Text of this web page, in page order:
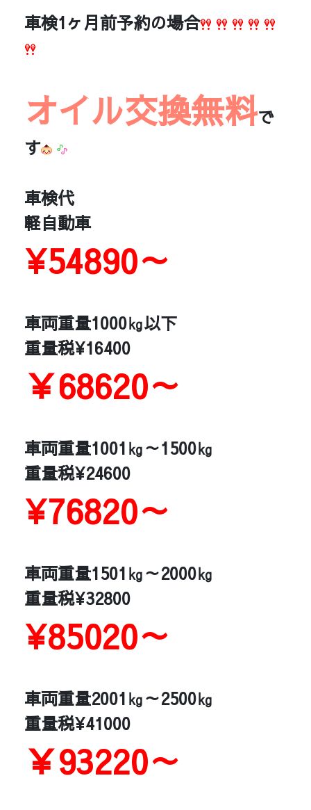
車検1ヶ月前予約の場合
オイル交換無料で
す
車検代
軽自動車
¥54890～
車両重量1000㎏以下
重量税¥16400
￥68620～
車両重量1001㎏～1500㎏
重量税¥24600
¥76820～
車両重量1501㎏～2000㎏
重量税¥32800
¥85020～
車両重量2001㎏～2500㎏
重量税¥41000
￥93220～